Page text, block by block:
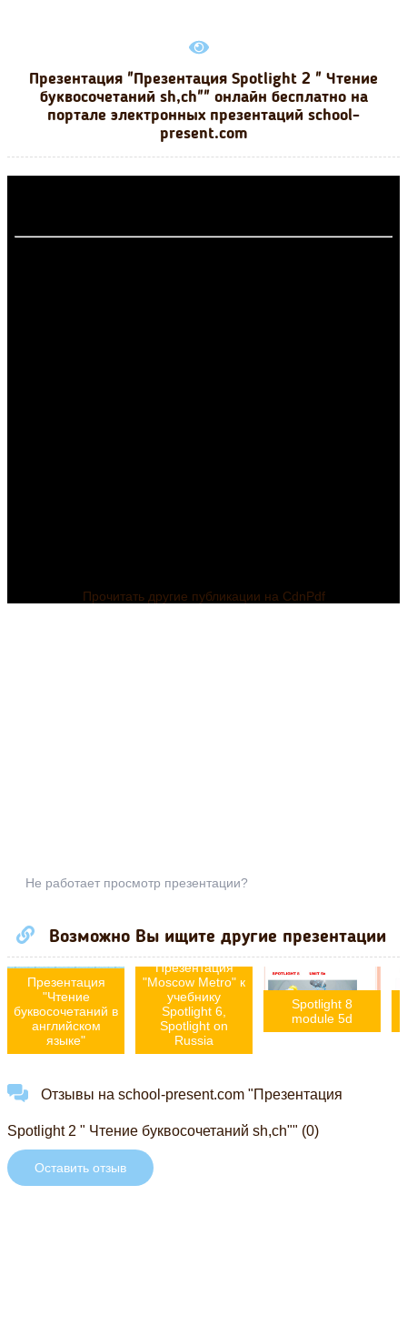
Презентация "Презентация Spotlight 2 " Чтение
буквосочетаний sh,ch"" онлайн бесплатно на
портале электронных презентаций school-
present.com
Прочитать другие публикации на CdnPdf
Не работает просмотр презентации?
Возможно Вы ищите другие презентации
Презентация
"Чтение
буквосочетаний в
английском
языке"
Презентация
"Moscow Metro" к
учебнику
Spotlight 6,
Spotlight on
Russia
Spotlight 8
module 5d
Отзывы на school-present.com "Презентация
Spotlight 2 " Чтение буквосочетаний sh,ch"" (0)
Оставить отзыв